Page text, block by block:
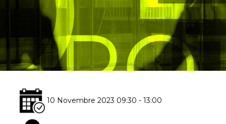
10 Novembre 2023 09:30 - 13:00